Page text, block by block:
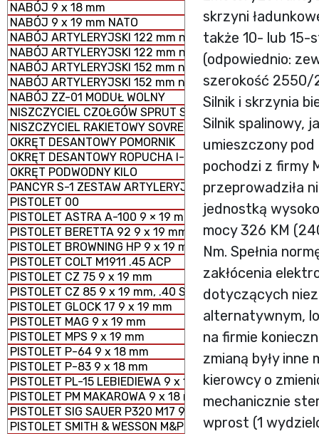
NABÓJ 9 x 18 mm
NABÓJ 9 x 19 mm NATO
NABÓJ ARTYLERYJSKI 122 mm nabój HE z ładunkiem
NABÓJ ARTYLERYJSKI 122 mm nabój HE z ładunkiem
NABÓJ ARTYLERYJSKI 152 mm nabój HE z ładunkiem
NABÓJ ARTYLERYJSKI 152 mm nabój HE z ładunkiem
NABÓJ ZZ-01 MODUŁ WOLNY
NISZCZYCIEL CZOŁGÓW SPRUT SD-2S25M
NISZCZYCIEL RAKIETOWY SOVREMENNY
OKRĘT DESANTOWY POMORNIK
OKRĘT DESANTOWY ROPUCHA I-II
OKRĘT PODWODNY KILO
PANCYR S-1 ZESTAW ARTYLERYJSKO - RAKIETOWY
PISTOLET 00
PISTOLET ASTRA A-100 9 × 19 mm
PISTOLET BERETTA 92 9 x 19 mm
PISTOLET BROWNING HP 9 x 19 mm
PISTOLET COLT M1911 .45 ACP
PISTOLET CZ 75 9 x 19 mm
PISTOLET CZ 85 9 x 19 mm, .40 S&W
PISTOLET GLOCK 17 9 x 19 mm
PISTOLET MAG 9 x 19 mm
PISTOLET MPS 9 x 19 mm
PISTOLET P-64 9 x 18 mm
PISTOLET P-83 9 x 18 mm
PISTOLET PL-15 LEBIEDIEWA 9 x 19 mm
PISTOLET PM MAKAROWA 9 x 18 mm
PISTOLET SIG SAUER P320 M17 9 x 19 mm
PISTOLET SMITH & WESSON M&P 9 x 19 mm
skrzyni
także 10- lub 15-
(odpowiednio:
szerokość 2550/
Silnik i skrzynia
Silnik spalinowy,
umieszczony
pochodzi z firmy
przeprowadziła
jednostką
mocy 326 KM
Nm. Spełnia
zakłócenia
dotyczących
alternatywnym,
na firmie
zmianą były inne
kierowcy o
mechanicznie
wprost (1